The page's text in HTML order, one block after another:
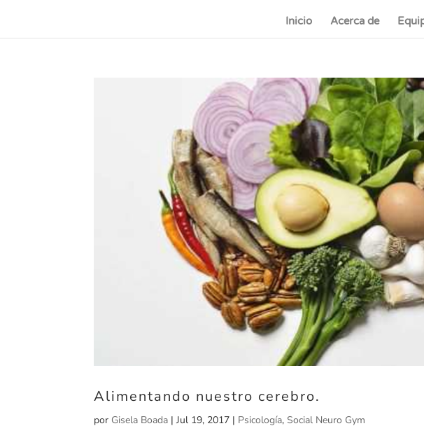
Inicio Acerca de
Alimentando nuestro cerebro.
por Gisela Boada |Jul 19, 2017 | Psicología, Social Neuro Gym